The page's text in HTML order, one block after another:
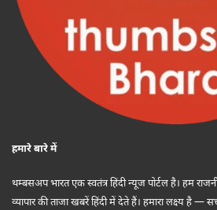
हमारे बारे में
थम्बसअप भारत एक स्वतंत्र हिंदी न्यूज पोर्टल है। हम
व्यापार की ताजा खबरें हिंदी में देते हैं। हमारा लक्ष्य है —